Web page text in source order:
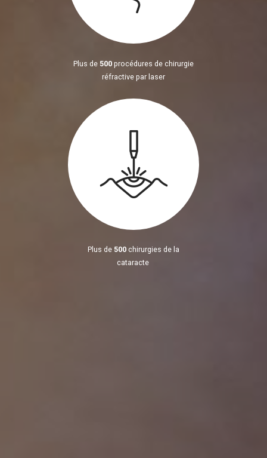
Plus de 500 procédures de chirurgie
réfractive par laser
Plus de 500 chirurgies de la
cataracte